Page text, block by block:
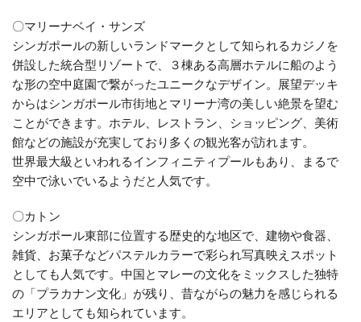
〇マリーナベイ・サンズ
シンガポールの新しいランドマークとして知られるカジノを
併設した統合型リゾートで、３棟ある高層ホテルに船のよう
な形の空中庭園で繋がったユニークなデザイン。展望デッキ
からはシンガポール市街地とマリーナ湾の美しい絶景を望む
ことができます。ホテル、レストラン、ショッピング、美術
館などの施設が充実しており多くの観光客が訪れます。
世界最大級といわれるインフィニティプールもあり、まるで
空中で泳いでいるようだと人気です。
〇カトン
シンガポール東部に位置する歴史的な地区で、建物や食器、
雑貨、お菓子などパステルカラーで彩られ写真映えスポット
としても人気です。中国とマレーの文化をミックスした独特
の「プラカナン文化」が残り、昔ながらの魅力を感じられる
エリアとしても知られています。